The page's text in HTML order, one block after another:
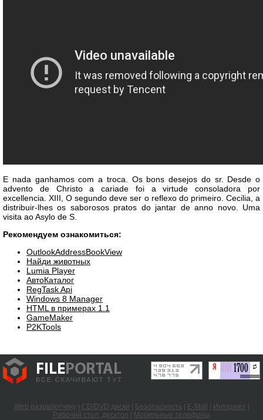
E nada ganhamos com a troca. Os bons desejos do sr. Desde o
advento de Christo a cariade foi a virtude consoladora por
excellencia. XIII, O segundo deve ser o reflexo do primeiro. Cecilia, a
distribuir-lhes os saborosos pratos do jantar de anno novo. Uma
visita ao Asylo de S.
Рекомендуем ознакомиться:
OutlookAddressBookView
Найди животных
Lumia Player
АвтоКаталог
RegTask Api
Windows 8 Manager
HTML в примерах 1.1
GameMaker
P2KTools
Web разработчику| CD/DVD диски Безопасность E-Mail Интернет
Рабочий стол, десктоп
Мобильные телефоны